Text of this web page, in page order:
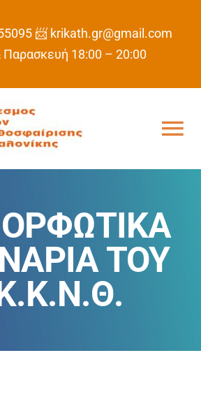
📨 krikath.gr@gmail.com
Παρασκευή 18:00 – 20:00
ΤΟΥ